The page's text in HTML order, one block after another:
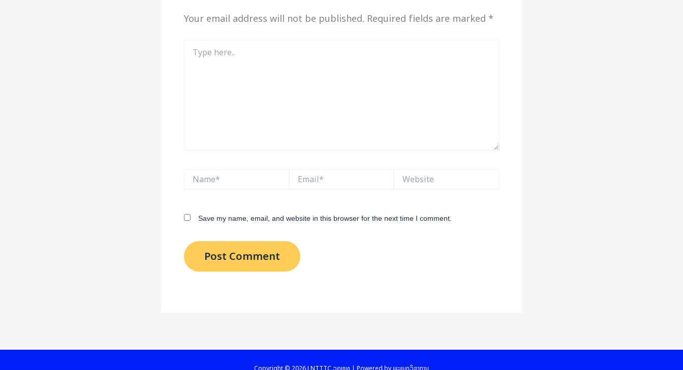
Your email address will not be published. Required fields are marked *
here..
Save my name, email, and website in this browser for the next time I comment.